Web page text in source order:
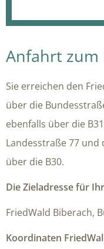
Anfahrt zum
Sie erreichen den
über die
ebenfalls über die
Landesstraße 77 und
über die B30.
Die Zieladresse für
FriedWald Biberach,
Koordinaten